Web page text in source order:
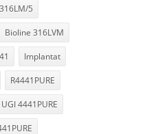
316LM/5
Bioline 316LVM
Implantat
R4441PURE
UGI 4441PURE